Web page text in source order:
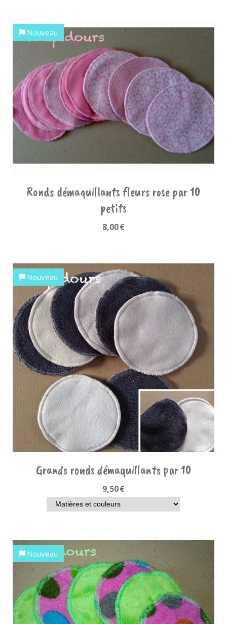
Nouveau
Ronds démaquillants fleurs rose par 10
petits
8,00€
Nouveau
Grands ronds démaquillants par 10
9,50€
Nouveau